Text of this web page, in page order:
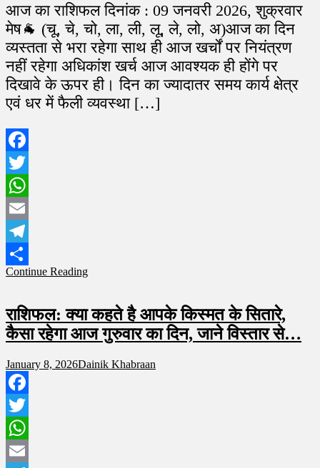
आज का राशिफल दिनांक : 09 जनवरी 2026, शुक्रवार
मेष🐐 (चू, चे, चो, ला, ली, लू, ले, लो, अ)आज का दिन
व्यस्तता से भरा रहेगा साथ ही आज खर्चों पर नियंत्रण
नहीं रहेगा अधिकांश खर्च आज आवश्यक ही होंगे पर
दिखावे के ऊपर ही। दिन का ज्यादातर समय कार्य क्षेत्र
एवं धर में फैली व्यवस्था […]
Facebook
Twitter
WhatsApp
Email
Telegram
Share
Continue Reading
राशिफल: क्या कहते है आपके किस्मत के सितारे,
कैसा रहेगा आज गुरुवार का दिन, जाने विस्तार से…
January 8, 2026Dainik Khabraan
Facebook
Twitter
WhatsApp